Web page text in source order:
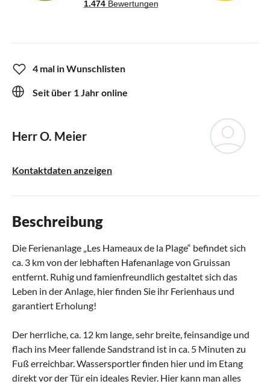
4 mal in Wunschlisten
Seit über 1 Jahr online
Herr O. Meier
Kontaktdaten anzeigen
Beschreibung
Die Ferienanlage „Les Hameaux de la Plage“ befindet sich
ca. 3 km von der lebhaften Hafenanlage von Gruissan
entfernt. Ruhig und famienfreundlich gestaltet sich das
Leben in der Anlage, hier finden Sie ihr Ferienhaus und
garantiert Erholung!
Der herrliche, ca. 12 km lange, sehr breite, feinsandige und
flach ins Meer fallende Sandstrand ist in ca. 5 Minuten zu
Fuß erreichbar. Wassersportler finden hier und im Etang
direkt vor der Tür ein ideales Revier. Hier kann man alles